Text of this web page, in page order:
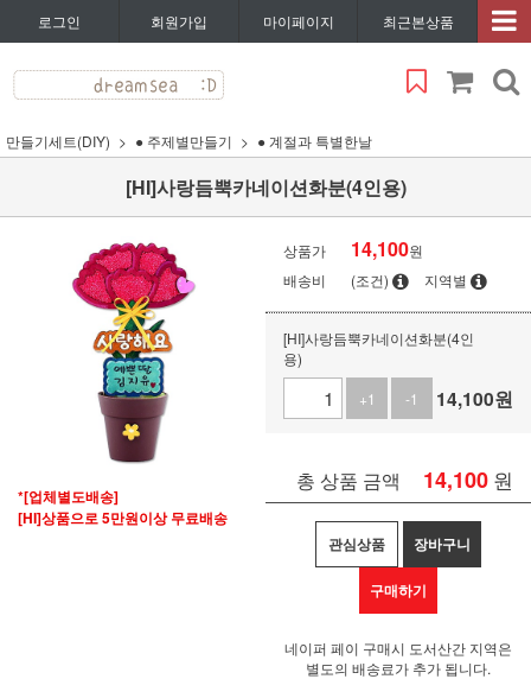
로그인 회원가입 마이페이지 최근본상품
만들기세트(DIY) ● 주제별만들기 ● 계절과 특별한날
[HI]사랑듬뿍카네이션화분(4인용)
*[업체별도배송]
[HI]상품으로 5만원이상 무료배송
상품가 14,100원
배송비
(조건) 지역별
[HI]사랑듬뿍카네이션화분(4인
용)
+1
-1 14,100원
총 상품 금액 14,100 원
관심상품 장바구니
구매하기
네이퍼 페이 구매시 도서산간 지역은
별도의 배송료가 추가 됩니다.